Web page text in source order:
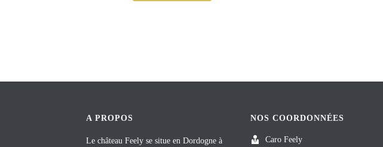
A PROPOS
Le château Feely se situe en Dordogne à
NOS COORDONNÉES
Caro Feely